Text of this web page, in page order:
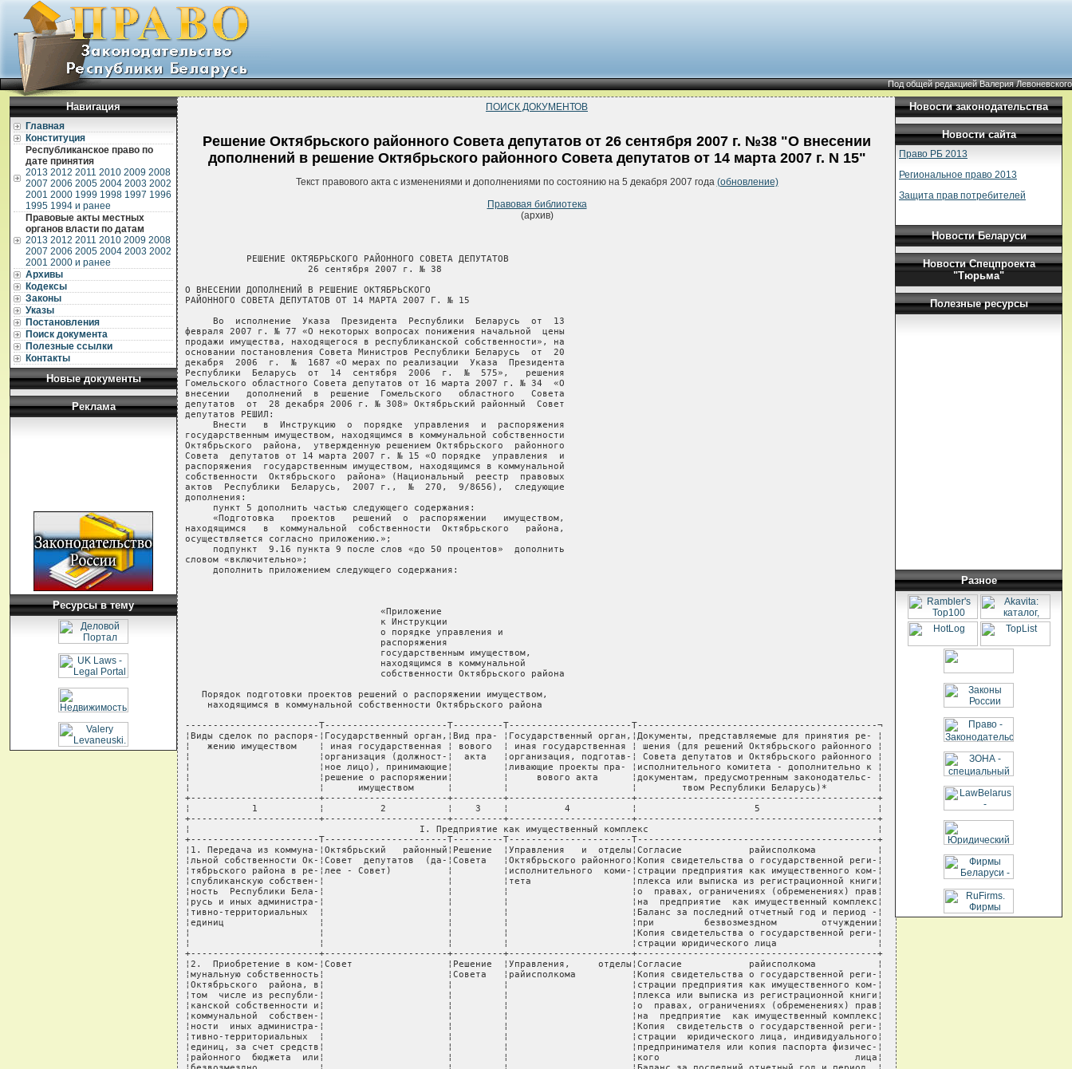
Под общей редакцией Валерия Левоневского
Навигация
Главная
Конституция
Республиканское право по
дате принятия
2013 2012 2011 2010 2009 2008
2007 2006 2005 2004 2003 2002
2001 2000 1999 1998 1997 1996
1995 1994 и ранее
Правовые акты местных
органов власти по датам
2013 2012 2011 2010 2009 2008
2007 2006 2005 2004 2003 2002
2001 2000 и ранее
Архивы
Кодексы
Законы
Указы
Постановления
Поиск документа
Полезные ссылки
Контакты
Новые документы
Реклама
Ресурсы в тему
ПОИСК ДОКУМЕНТОВ
Решение Октябрьского районного Совета депутатов от 26 сентября 2007 г. №38 "О внесении
дополнений в решение Октябрьского районного Совета депутатов от 14 марта 2007 г. N 15"
Текст правового акта с изменениями и дополнениями по состоянию на 5 декабря 2007 года (обновление)
Правовая библиотека
(архив)
           РЕШЕНИЕ ОКТЯБРЬСКОГО РАЙОННОГО СОВЕТА ДЕПУТАТОВ
                      26 сентября 2007 г. № 38

О ВНЕСЕНИИ ДОПОЛНЕНИЙ В РЕШЕНИЕ ОКТЯБРЬСКОГО
РАЙОННОГО СОВЕТА ДЕПУТАТОВ ОТ 14 МАРТА 2007 Г. № 15

     Во  исполнение  Указа  Президента  Республики  Беларусь  от  13
февраля 2007 г. № 77 «О некоторых вопросах понижения начальной  цены
продажи имущества, находящегося в республиканской собственности», на
основании постановления Совета Министров Республики Беларусь  от  20
декабря  2006  г.  №  1687 «О мерах по реализации  Указа  Президента
Республики  Беларусь  от  14  сентября  2006  г.  №  575»,   решения
Гомельского областного Совета депутатов от 16 марта 2007 г. № 34  «О
внесении   дополнений  в  решение  Гомельского   областного   Совета
депутатов  от  28 декабря 2006 г. № 308» Октябрьский районный  Совет
депутатов РЕШИЛ:
     Внести   в  Инструкцию  о  порядке  управления  и  распоряжения
государственным имуществом, находящимся в коммунальной собственности
Октябрьского  района,  утвержденную решением Октябрьского  районного
Совета  депутатов от 14 марта 2007 г. № 15 «О порядке  управления  и
распоряжения  государственным имуществом, находящимся в коммунальной
собственности  Октябрьского  района» (Национальный  реестр  правовых
актов  Республики  Беларусь,  2007 г.,  №  270,  9/8656),  следующие
дополнения:
     пункт 5 дополнить частью следующего содержания:
     «Подготовка   проектов   решений  о  распоряжении   имуществом,
находящимся   в  коммунальной  собственности  Октябрьского   района,
осуществляется согласно приложению.»;
     подпункт  9.16 пункта 9 после слов «до 50 процентов»  дополнить
словом «включительно»;
     дополнить приложением следующего содержания:
     
     
     
                                   «Приложение
                                   к Инструкции
                                   о порядке управления и
                                   распоряжения
                                   государственным имуществом,
                                   находящимся в коммунальной
                                   собственности Октябрьского района
                                  
   Порядок подготовки проектов решений о распоряжении имуществом,
    находящимся в коммунальной собственности Октябрьского района
                                  
------------------------T----------------------T---------T----------------------T-------------------------------------------¬ 
¦Виды сделок по распоря-¦Государственный орган,¦Вид пра- ¦Государственный орган,¦Документы, представляемые для принятия ре- ¦
¦   жению имуществом    ¦ иная государственная ¦ вового  ¦ иная государственная ¦ шения (для решений Октябрьского районного ¦
¦                       ¦организация (должност-¦  акта   ¦организация, подготав-¦ Совета депутатов и Октябрьского районного ¦
¦                       ¦ное лицо), принимающие¦         ¦ливающие проекты пра- ¦исполнительного комитета - дополнительно к ¦
¦                       ¦решение о распоряжении¦         ¦     вового акта      ¦документам, предусмотренным законодательс- ¦
¦                       ¦      имуществом      ¦         ¦                      ¦        твом Республики Беларусь)*         ¦
+-----------------------+----------------------+---------+----------------------+-------------------------------------------+ 
¦           1           ¦          2           ¦    3    ¦          4           ¦                     5                     ¦
+-----------------------+----------------------+---------+----------------------+-------------------------------------------+ 
¦                                         I. Предприятие как имущественный комплекс                                         ¦
+-----------------------T----------------------T---------T----------------------T-------------------------------------------+ 
¦1. Передача из коммуна-¦Октябрьский   районный¦Решение  ¦Управления   и  отделы¦Согласие            райисполкома           ¦
¦льной собственности Ок-¦Совет  депутатов  (да-¦Совета   ¦Октябрьского районного¦Копия свидетельства о государственной реги-¦
¦тябрьского района в ре-¦лее - Совет)          ¦         ¦исполнительного  коми-¦страции предприятия как имущественного ком-¦
¦спубликанскую собствен-¦                      ¦         ¦тета                  ¦плекса или выписка из регистрационной книги¦
¦ность  Республики Бела-¦                      ¦         ¦                      ¦о  правах, ограничениях (обременениях) прав¦
¦русь и иных администра-¦                      ¦         ¦                      ¦на  предприятие  как имущественный комплекс¦
¦тивно-территориальных  ¦                      ¦         ¦                      ¦Баланс за последний отчетный год и период -¦
¦единиц                 ¦                      ¦         ¦                      ¦при         безвозмездном        отчуждении¦
¦                       ¦                      ¦         ¦                      ¦Копия свидетельства о государственной реги-¦
¦                       ¦                      ¦         ¦                      ¦страции юридического лица                  ¦
+-----------------------+----------------------+---------+----------------------+-------------------------------------------+ 
¦2.  Приобретение в ком-¦Совет                 ¦Решение  ¦Управления,     отделы¦Согласие            райисполкома           ¦
¦мунальную собственность¦                      ¦Совета   ¦райисполкома          ¦Копия свидетельства о государственной реги-¦
¦Октябрьского  района, в¦                      ¦         ¦                      ¦страции предприятия как имущественного ком-¦
¦том  числе из республи-¦                      ¦         ¦                      ¦плекса или выписка из регистрационной книги¦
¦канской собственности и¦                      ¦         ¦                      ¦о  правах, ограничениях (обременениях) прав¦
¦коммунальной  собствен-¦                      ¦         ¦                      ¦на  предприятие  как имущественный комплекс¦
¦ности  иных администра-¦                      ¦         ¦                      ¦Копия  свидетельств о государственной реги-¦
¦тивно-территориальных  ¦                      ¦         ¦                      ¦страции  юридического лица, индивидуального¦
¦единиц, за счет средств¦                      ¦         ¦                      ¦предпринимателя или копия паспорта физичес-¦
¦районного  бюджета  или¦                      ¦         ¦                      ¦кого                                   лица¦
¦безвозмездно           ¦                      ¦         ¦                      ¦Баланс за последний отчетный год и период  ¦
+-----------------------+----------------------+---------+----------------------+-------------------------------------------+ 
¦3. Залог (стоимость ко-¦Совет                 ¦Решение  ¦Управления,     отделы¦Согласие            райисполкома           ¦
¦торого   превышает  300¦                      ¦Совета   ¦райисполкома          ¦Копия свидетельства о государственной реги-¦
¦тысяч базовых величин) ¦                      ¦         ¦                      ¦страции предприятия как имущественного ком-¦
¦                       ¦                      ¦         ¦                      ¦плекса или выписка из регистрационной книги¦
¦                       ¦                      ¦         ¦                      ¦о  правах, ограничениях (обременениях) прав¦
¦                       ¦                      ¦         ¦                      ¦на  предприятие  как имущественный комплекс¦
¦                       ¦                      ¦         ¦                      ¦Акт  сводной оценки с подтверждением прави-¦
¦                       ¦                      ¦         ¦                      ¦льности  определения  стоимости  Гомельским¦
¦                       ¦                      ¦         ¦                      ¦областным  территориальным фондом государс-¦
¦                       ¦                      ¦         ¦                      ¦твенного имущества (далее - фонд "Гомельоб-¦
¦                       ¦                      ¦         ¦                      ¦лимущество")                               ¦
¦                       ¦                      ¦         ¦                      ¦Копия свидетельства о государственной реги-¦
¦                       ¦                      ¦         ¦                      ¦страции          юридического          лица¦
¦                       ¦                      ¦         ¦                      ¦Проект кредитного договора                 ¦
+-----------------------+----------------------+---------+----------------------+-------------------------------------------+ 
¦4. Залог (стоимость ко-¦Райисполком           ¦Решение  ¦Управления,     отделы¦Копия свидетельства о государственной реги-¦
¦торого не превышает 300¦                      ¦райиспол-¦райисполкома          ¦страции предприятия как имущественного ком-¦
¦тысяч базовых величин) ¦                      ¦кома     ¦                      ¦плекса или выписка из регистрационной книги¦
¦                       ¦                      ¦         ¦                      ¦о  правах, ограничениях (обременениях) прав¦
¦                       ¦                      ¦         ¦                      ¦на  предприятие  как имущественный комплекс¦
¦                       ¦                      ¦         ¦                      ¦Акт  сводной оценки с подтверждением прави-¦
¦                       ¦                      ¦         ¦                      ¦льности определения стоимости фондом "Гоме-¦
¦                       ¦                      ¦         ¦                      ¦льоблимущество"                            ¦
¦                       ¦                      ¦         ¦                      ¦Копия свидетельства о государственной реги-¦
¦                       ¦                      ¦         ¦                      ¦страции          юридического          лица¦
¦                       ¦                      ¦         ¦                      ¦Проект кредитного договора
Новости законодательства
Новости сайта
Право РБ 2013
Региональное право 2013
Защита прав потребителей
Новости Беларуси
Новости Спецпроекта
"Тюрьма"
Полезные ресурсы
Разное